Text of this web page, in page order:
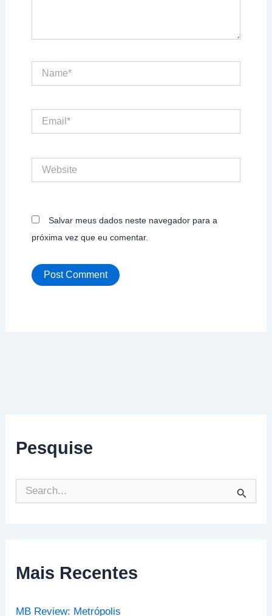
Pesquise
e
a
o
Mais Recentes
MB Review: Metrópolis
Email*
Website
Salvar meus dados neste navegador para a
próxima vez que eu comentar.